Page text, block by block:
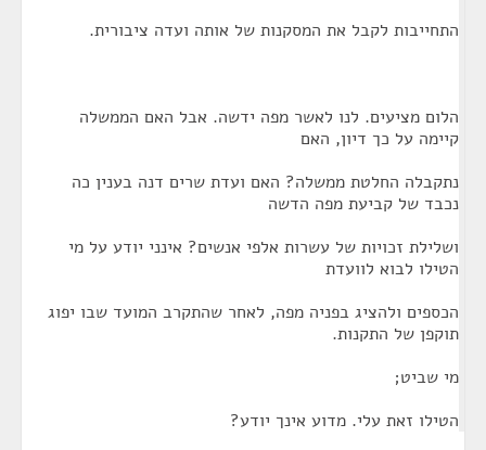
התחייבות לקבל את המסקנות של אותה ועדה ציבורית.
הלום מציעים. לנו לאשר מפה ידשה. אבל האם הממשלה
קיימה על כך דיון, האם
נתקבלה החלטת ממשלה? האם ועדת שרים דנה בענין כה
נכבד של קביעת מפה הדשה
ושלילת זכויות של עשרות אלפי אנשים? אינני יודע על מי
הטילו לבוא לוועדת
הכספים ולהציג בפניה מפה, לאחר שהתקרב המועד שבו יפוג
תוקפן של התקנות.
מי שביט;
הטילו זאת עלי. מדוע אינך יודע?